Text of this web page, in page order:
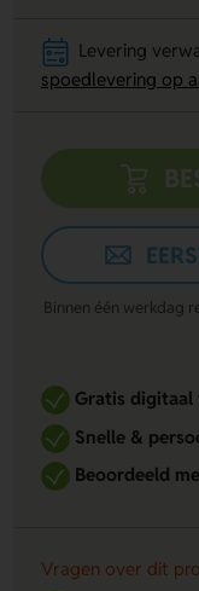
Levering
spoedlevering op
Binnen één werkdag
Gratis digitaal
Snelle &
Beoordeeld
Vragen over dit